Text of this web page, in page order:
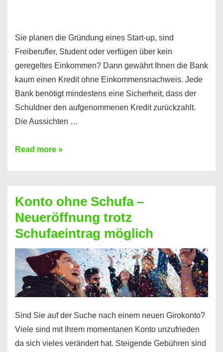
Sie planen die Gründung eines Start-up, sind
Freiberufler, Student oder verfügen über kein
geregeltes Einkommen? Dann gewährt Ihnen die Bank
kaum einen Kredit ohne Einkommensnachweis. Jede
Bank benötigt mindestens eine Sicherheit, dass der
Schuldner den aufgenommenen Kredit zurückzahlt.
Die Aussichten …
Mit
Sie
einen
Kredit
ohne
Einkommensnachweis
Read more »
Konto ohne Schufa –
Neueröffnung trotz
Schufaeintrag möglich
Sind Sie auf der Suche nach einem neuen Girokonto?
Viele sind mit Ihrem momentanen Konto unzufrieden
da sich vieles verändert hat. Steigende Gebühren sind